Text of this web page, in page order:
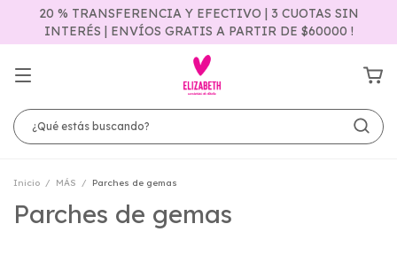
20 % TRANSFERENCIA Y EFECTIVO | 3 CUOTAS SIN
INTERÉS | ENVÍOS GRATIS A PARTIR DE $60000 !
Inicio / MÁS / Parches de gemas
Parches de gemas